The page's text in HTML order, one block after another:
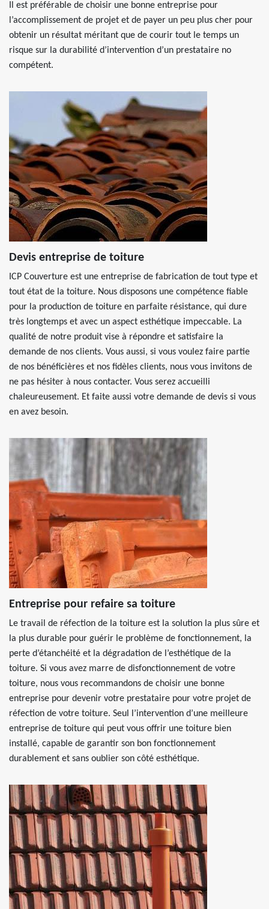
Il est préférable de choisir une bonne entreprise pour
l’accomplissement de projet et de payer un peu plus cher pour
obtenir un résultat méritant que de courir tout le temps un
risque sur la durabilité d’intervention d’un prestataire no
compétent.
Devis entreprise de toiture
ICP Couverture est une entreprise de fabrication de tout type et
tout état de la toiture. Nous disposons une compétence fiable
pour la production de toiture en parfaite résistance, qui dure
très longtemps et avec un aspect esthétique impeccable. La
qualité de notre produit vise à répondre et satisfaire la
demande de nos clients. Vous aussi, si vous voulez faire partie
de nos bénéficières et nos fidèles clients, nous vous invitons de
ne pas hésiter à nous contacter. Vous serez accueilli
chaleureusement. Et faite aussi votre demande de devis si vous
en avez besoin.
Entreprise pour refaire sa toiture
Le travail de réfection de la toiture est la solution la plus sûre et
la plus durable pour guérir le problème de fonctionnement, la
perte d’étanchéité et la dégradation de l’esthétique de la
toiture. Si vous avez marre de disfonctionnement de votre
toiture, nous vous recommandons de choisir une bonne
entreprise pour devenir votre prestataire pour votre projet de
réfection de votre toiture. Seul l’intervention d’une meilleure
entreprise de toiture qui peut vous offrir une toiture bien
installé, capable de garantir son bon fonctionnement
durablement et sans oublier son côté esthétique.